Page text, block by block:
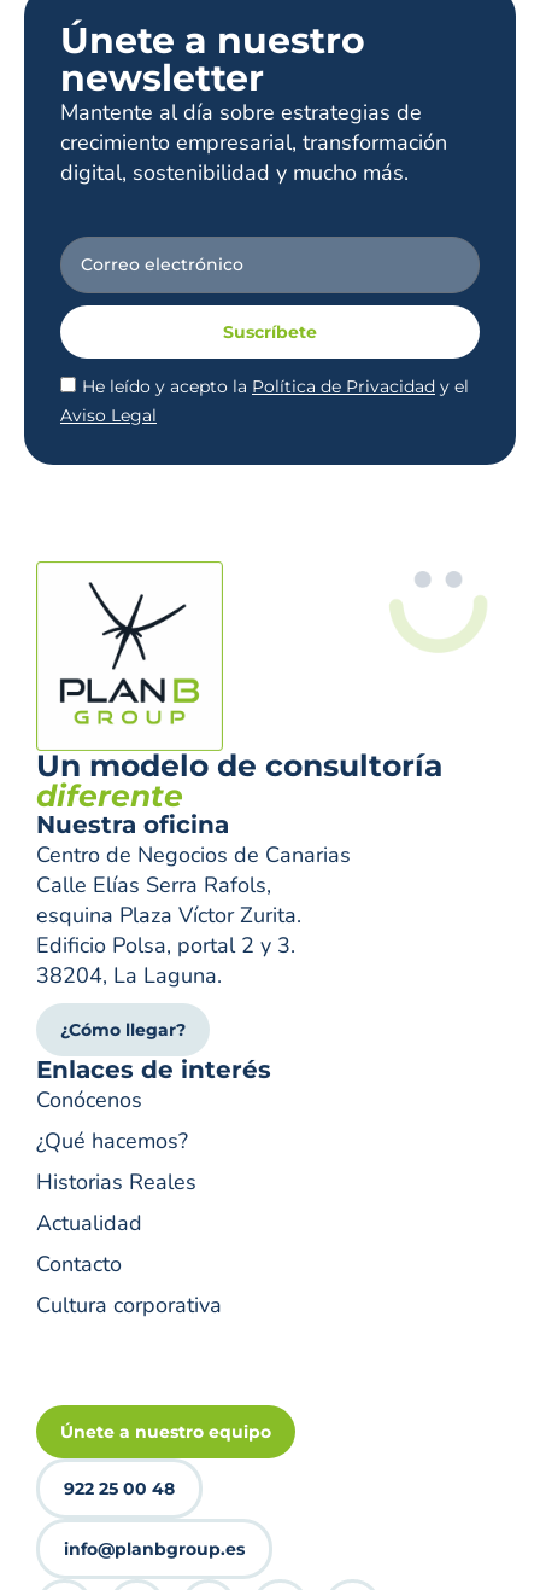
Únete a nuestro
newsletter
Mantente al día sobre estrategias de
crecimiento empresarial, transformación
digital, sostenibilidad y mucho más.
He leído y acepto la Política de Privacidad y el
Aviso Legal
Suscríbete
Un modelo de consultoría
diferente
Nuestra oficina
Centro de Negocios de Canarias
Calle Elías Serra Rafols,
esquina Plaza Víctor Zurita.
Edificio Polsa, portal 2 y 3.
38204, La Laguna.
¿Cómo llegar?
Enlaces de interés
Conócenos
¿Qué hacemos?
Historias Reales
Actualidad
Contacto
Cultura corporativa
Únete a nuestro equipo
922 25 00 48
info@planbgroup.es